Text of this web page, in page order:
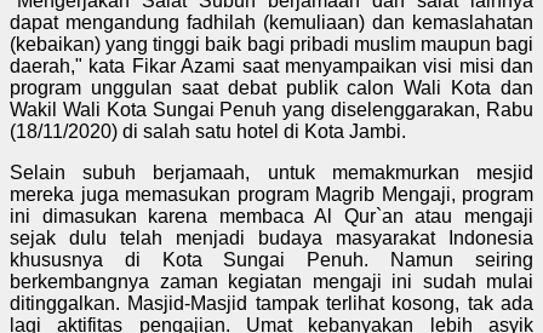
dapat mengandung fadhilah (kemuliaan) dan kemaslahatan
(kebaikan) yang tinggi baik bagi pribadi muslim maupun bagi
daerah," kata Fikar Azami saat menyampaikan visi misi dan
program unggulan saat debat publik calon Wali Kota dan
Wakil Wali Kota Sungai Penuh yang diselenggarakan, Rabu
(18/11/2020) di salah satu hotel di Kota Jambi.
Selain subuh berjamaah, untuk memakmurkan mesjid
mereka juga memasukan program Magrib Mengaji, program
ini dimasukan karena membaca Al Qur`an atau mengaji
sejak dulu telah menjadi budaya masyarakat Indonesia
khususnya di Kota Sungai Penuh. Namun seiring
berkembangnya zaman kegiatan mengaji ini sudah mulai
ditinggalkan. Masjid-Masjid tampak terlihat kosong, tak ada
lagi aktifitas pengajian. Umat kebanyakan lebih asyik